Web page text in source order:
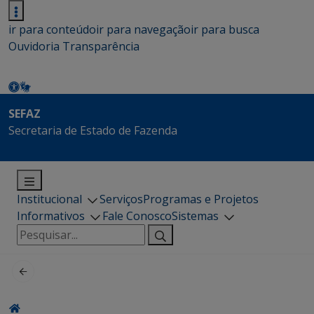
ir para conteúdoir para navegaçãoir para busca
Ouvidoria Transparência
SEFAZ
Secretaria de Estado de Fazenda
Institucional ServiçosProgramas e Projetos
Informativos
Fale ConoscoSistemas
Pesquisar
por: